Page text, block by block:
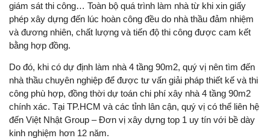
giám sát thi công… Toàn bộ quá trình làm nhà từ khi xin giấy
phép xây dựng đến lúc hoàn công đều do nhà thầu đảm nhiệm
và đương nhiên, chất lượng và tiến độ thi công được cam kết
bằng hợp đồng.
Do đó, khi có dự định làm nhà 4 tầng 90m2, quý vị nên tìm đến
nhà thầu chuyên nghiệp để được tư vấn giải pháp thiết kế và thi
công phù hợp, đồng thời dự toán chi phí xây nhà 4 tầng 90m2
chính xác. Tại TP.HCM và các tỉnh lân cận, quý vị có thể liên hệ
đến Việt Nhật Group – Đơn vị xây dựng top 1 uy tín với bề dày
kinh nghiệm hơn 12 năm.